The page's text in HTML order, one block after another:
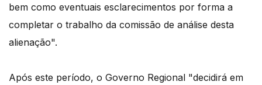
bem como eventuais esclarecimentos por forma a
completar o trabalho da comissão de análise desta
alienação".
Após este período, o Governo Regional "decidirá em